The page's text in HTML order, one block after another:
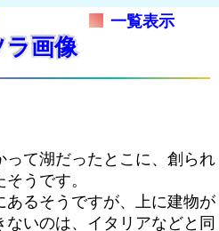
一覧表示
ラ画像
って湖だったとこに、創られ
うです。
あるそうですが、上に建物が
いのは、イタリアなどと同